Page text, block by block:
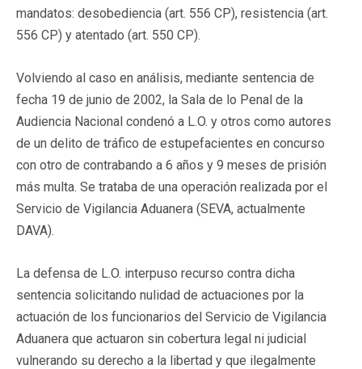
mandatos: desobediencia (art. 556 CP), resistencia (art.
556 CP) y atentado (art. 550 CP).
Volviendo al caso en análisis, mediante sentencia de
fecha 19 de junio de 2002, la Sala de lo Penal de la
Audiencia Nacional condenó a L.O. y otros como autores
de un delito de tráfico de estupefacientes en concurso
con otro de contrabando a 6 años y 9 meses de prisión
más multa. Se trataba de una operación realizada por el
Servicio de Vigilancia Aduanera (SEVA, actualmente
DAVA).
La defensa de L.O. interpuso recurso contra dicha
sentencia solicitando nulidad de actuaciones por la
actuación de los funcionarios del Servicio de Vigilancia
Aduanera que actuaron sin cobertura legal ni judicial
vulnerando su derecho a la libertad y que ilegalmente